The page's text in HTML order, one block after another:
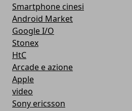
Smartphone cinesi
Android Market
Google I/O
Stonex
HtC
Arcade e azione
Apple
video
Sony ericsson